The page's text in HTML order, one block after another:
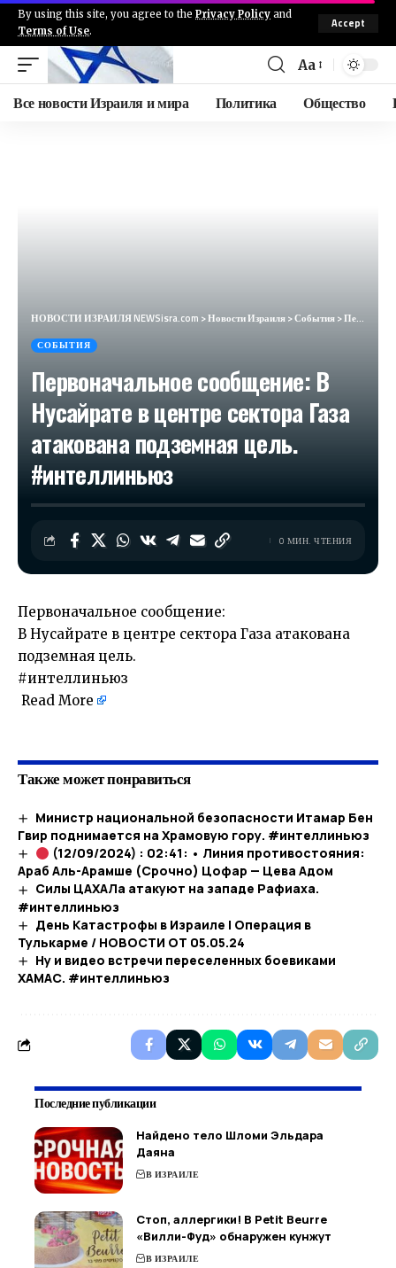
By using this site, you agree to the Privacy Policy and
Terms of Use.
Accept
Aa
Все новости Израиля и мира Политика Общество
НОВОСТИ ИЗРАИЛЯ NEWSisra.com >Новости Израиля>События>Первоначальное сообщение: В Нусайрате в центре сектора Газа атакована подземная цель. #интеллиньюз
СОБЫТИЯ
Первоначальное сообщение: В
Нусайрате в центре сектора Газа
атакована подземная цель.
#интеллиньюз
0 МИН. ЧТЕНИЯ
Первоначальное сообщение:
В Нусайрате в центре сектора Газа атакована
подземная цель.
#интеллиньюз
Read More
Также может понравиться
Министр национальной безопасности Итамар Бен
Гвир поднимается на Храмовую гору. #интеллиньюз
(12/09/2024) : 02:41: • Линия противостояния:
Араб Аль-Арамше (Срочно) Цофар — Цева Адом
Силы ЦАХАЛа атакуют на западе Рафиаха.
#интеллиньюз
День Катастрофы в Израиле | Операция в
Тулькарме / НОВОСТИ ОТ 05.05.24
Ну и видео встречи переселенных боевиками
ХАМАС. #интеллиньюз
Последние публикации
Найдено тело Шломи Эльдара
Даяна
В ИЗРАИЛЕ
Стоп, аллергики! В Petit Beurre
«Вилли-Фуд» обнаружен кунжут
В ИЗРАИЛЕ